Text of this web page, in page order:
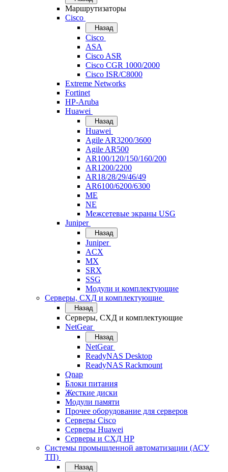
Маршрутизаторы
Cisco
Назад
Cisco
ASA
Cisco ASR
Cisco CGR 1000/2000
Cisco ISR/С8000
Extreme Networks
Fortinet
HP-Aruba
Huawei
Назад
Huawei
Agile AR3200/3600
Agile AR500
AR100/120/150/160/200
AR1200/2200
AR18/28/29/46/49
AR6100/6200/6300
ME
NE
Межсетевые экраны USG
Juniper
Назад
Juniper
ACX
MX
SRX
SSG
Модули и комплектующие
Серверы, СХД и комплектующие
Назад
Серверы, СХД и комплектующие
NetGear
Назад
NetGear
ReadyNAS Desktop
ReadyNAS Rackmount
Qnap
Блоки питания
Жесткие диски
Модули памяти
Прочее оборудование для серверов
Серверы Cisco
Серверы Huawei
Серверы и СХД HP
Системы промышленной автоматизации (АСУ
ТП)
Назад